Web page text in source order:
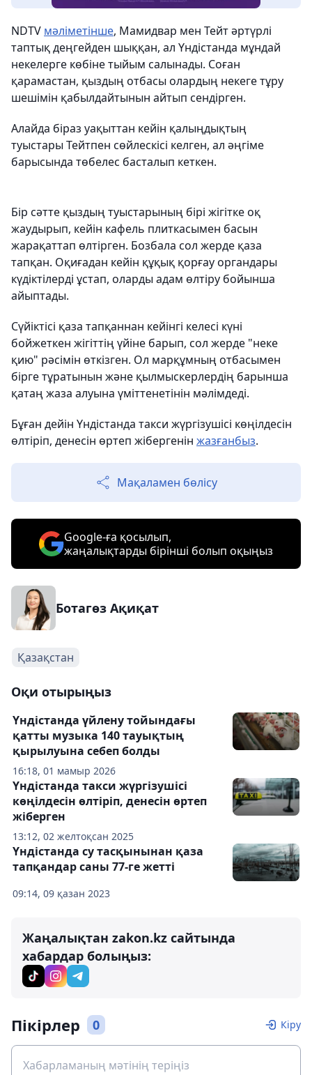
NDTV мәліметінше, Мамидвар мен Тейт әртүрлі
таптық деңгейден шыққан, ал Үндістанда мұндай
некелерге көбіне тыйым салынады. Соған
қарамастан, қыздың отбасы олардың некеге тұру
шешімін қабылдайтынын айтып сендірген.
Алайда біраз уақыттан кейін қалыңдықтың
туыстары Тейтпен сөйлескісі келген, ал әңгіме
барысында төбелес басталып кеткен.
Бір сәтте қыздың туыстарының бірі жігітке оқ
жаудырып, кейін кафель плиткасымен басын
жарақаттап өлтірген. Бозбала сол жерде қаза
тапқан. Оқиғадан кейін құқық қорғау органдары
күдіктілерді ұстап, оларды адам өлтіру бойынша
айыптады.
Сүйіктісі қаза тапқаннан кейінгі келесі күні
бойжеткен жігіттің үйіне барып, сол жерде "неке
қию" рәсімін өткізген. Ол марқұмның отбасымен
бірге тұратынын және қылмыскерлердің барынша
қатаң жаза алуына үміттенетінін мәлімдеді.
Бұған дейін Үндістанда такси жүргізушісі көңілдесін
өлтіріп, денесін өртеп жібергенін жазғанбыз.
Мақаламен бөлісу
Google-ға қосылып,
жаңалықтарды бірінші болып оқыңыз
Ботагөз Ақиқат
Қазақстан
Оқи отырыңыз
16:18, 01 мамыр 2026
Үндістанда үйлену тойындағы
қатты музыка 140 тауықтың
қырылуына себеп болды
13:12, 02 желтоқсан 2025
Үндістанда такси жүргізушісі
көңілдесін өлтіріп, денесін өртеп
жіберген
09:14, 09 қазан 2023
Үндістанда су тасқынынан қаза
тапқандар саны 77-ге жетті
Жаңалықтан zakon.kz сайтында
хабардар болыңыз:
Пікірлер 0 Кіру